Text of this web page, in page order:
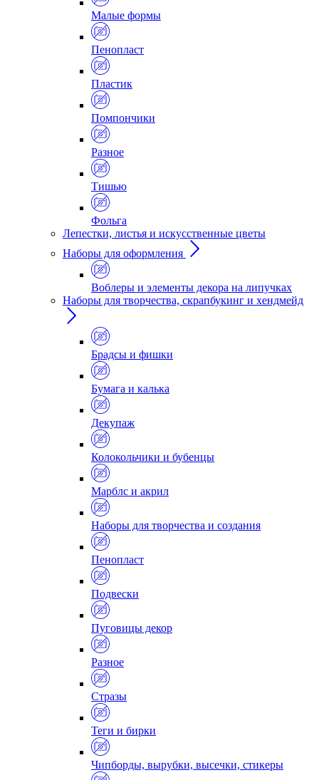
Малые формы
Пенопласт
Пластик
Помпончики
Разное
Тишью
Фольга
Лепестки, листья и искусственные цветы
Наборы для оформления
Воблеры и элементы декора на липучках
Наборы для творчества, скрапбукинг и хендмейд
Брадсы и фишки
Бумага и калька
Декупаж
Колокольчики и бубенцы
Марблс и акрил
Наборы для творчества и создания
Пенопласт
Подвески
Пуговицы декор
Разное
Стразы
Теги и бирки
Чипборды, вырубки, высечки, стикеры